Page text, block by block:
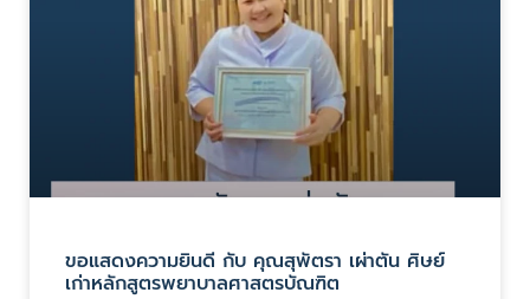
ขอแสดงความยินดี กับ คุณสุพัตรา เผ่าตัน ศิษย์
เก่าหลักสูตรพยาบาลศาสตรบัณฑิต